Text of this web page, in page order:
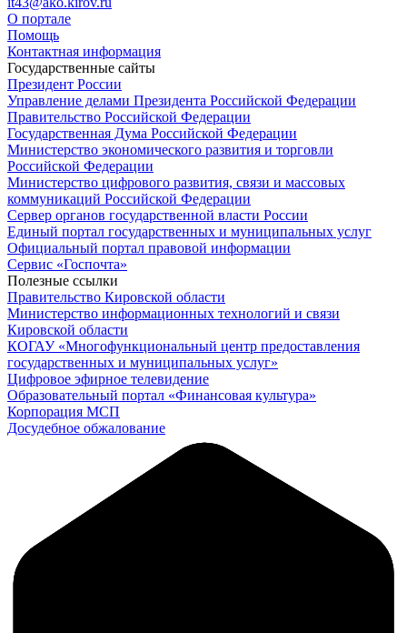
О портале
Помощь
Контактная информация
Государственные сайты
Президент России
Управление делами Президента Российской Федерации
Правительство Российской Федерации
Государственная Дума Российской Федерации
Министерство экономического развития и торговли
Российской Федерации
Министерство цифрового развития, связи и массовых
коммуникаций Российской Федерации
Сервер органов государственной власти России
Единый портал государственных и муниципальных услуг
Официальный портал правовой информации
Cервис «Госпочта»
Полезные ссылки
Правительство Кировской области
Министерство информационных технологий и связи
Кировской области
КОГАУ «Многофункциональный центр предоставления
государственных и муниципальных услуг»
Цифровое эфирное телевидение
Образовательный портал «Финансовая культура»
Корпорация МСП
Досудебное обжалование